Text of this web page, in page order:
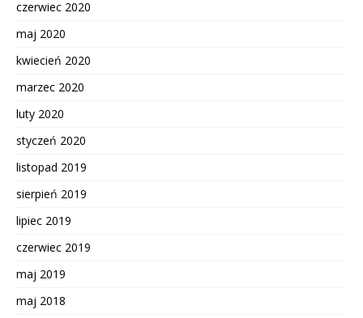
czerwiec 2020
maj 2020
kwiecień 2020
marzec 2020
luty 2020
styczeń 2020
listopad 2019
sierpień 2019
lipiec 2019
czerwiec 2019
maj 2019
maj 2018